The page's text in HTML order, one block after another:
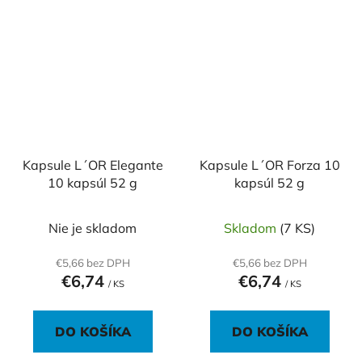
Kapsule L´OR Elegante
10 kapsúl 52 g
Nie je skladom
€5,66 bez DPH
€6,74 / KS
DO KOŠÍKA
Kapsule L´OR Forza 10
kapsúl 52 g
Skladom (7 KS)
€5,66 bez DPH
€6,74 / KS
DO KOŠÍKA